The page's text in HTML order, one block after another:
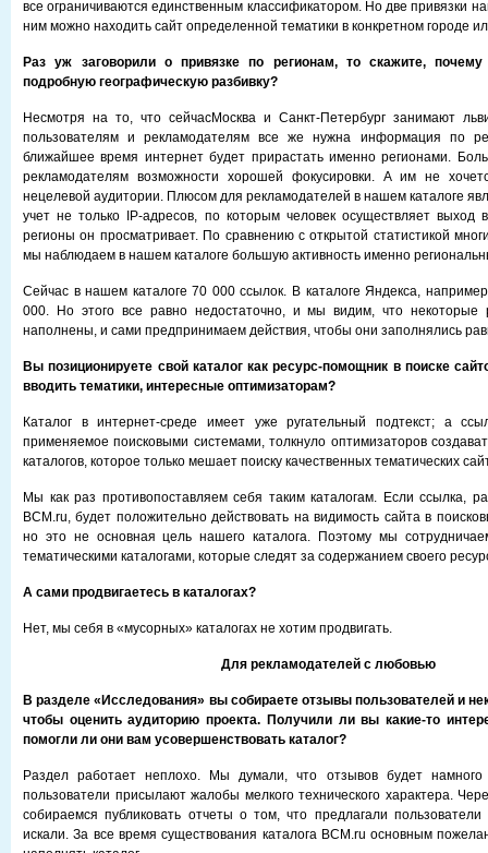
все ограничиваются единственным классификатором. Но две привязки
ним можно находить сайт определенной тематики в конкретном городе
Раз уж заговорили о привязке по регионам, то скажите,
подробную географическую разбивку?
Несмотря на то, что сейчасМосква и Санкт-Петербург занимают
пользователям и рекламодателям все же нужна информация по
ближайшее время интернет будет прирастать именно регионами.
рекламодателям возможности хорошей фокусировки. А им не
нецелевой аудитории. Плюсом для рекламодателей в нашем каталоге
учет не только IP-адресов, по которым человек осуществляет выход
регионы он просматривает. По сравнению с открытой статистикой
мы наблюдаем в нашем каталоге большую активность именно
Сейчас в нашем каталоге 70 000 ссылок. В каталоге Яндекса,
000. Но этого все равно недостаточно, и мы видим, что некоторые
наполнены, и сами предпринимаем действия, чтобы они заполнялись
Вы позиционируете свой каталог как ресурс-помощник в поиске
вводить тематики, интересные оптимизаторам?
Каталог в интернет-среде имеет уже ругательный подтекст; а
применяемое поисковыми системами, толкнуло оптимизаторов
каталогов, которое только мешает поиску качественных тематических
Мы как раз противопоставляем себя таким каталогам. Если ссылка,
BCM.ru, будет положительно действовать на видимость сайта в
но это не основная цель нашего каталога. Поэтому мы
тематическими каталогами, которые следят за содержанием своего
А сами продвигаетесь в каталогах?
Нет, мы себя в «мусорных» каталогах не хотим продвигать.
Для рекламодателей с любовью
В разделе «Исследования» вы собираете отзывы пользователей и
чтобы оценить аудиторию проекта. Получили ли вы какие-то
помогли ли они вам усовершенствовать каталог?
Раздел работает неплохо. Мы думали, что отзывов будет
пользователи присылают жалобы мелкого технического характера.
собираемся публиковать отчеты о том, что предлагали
искали. За все время существования каталога BCM.ru основным